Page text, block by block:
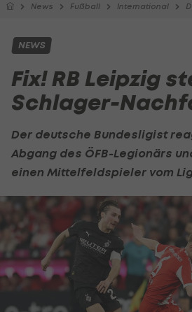
News Fußball International
NEWS
Fix! RB Leipzig
Schlager-
Der deutsche Bundesligist
Abgang des ÖFB-Legionärs
einen Mittelfeldspieler vom